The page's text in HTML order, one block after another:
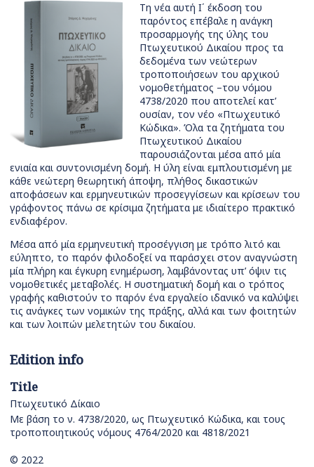
Τη νέα αυτή Ι΄ έκδοση του
παρόντος επέβαλε η ανάγκη
προσαρμογής της ύλης του
Πτωχευτικού Δικαίου προς τα
δεδομένα των νεώτερων
τροποποιήσεων του αρχικού
νομοθετήματος –του νόμου
4738/2020 που αποτελεί κατ’
ουσίαν, τον νέο «Πτωχευτικό
Κώδικα». Όλα τα ζητήματα του
Πτωχευτικού Δικαίου
παρουσιάζονται μέσα από μία
ενιαία και συντονισμένη δομή. Η ύλη είναι εμπλουτισμένη με
κάθε νεώτερη θεωρητική άποψη, πλήθος δικαστικών
αποφάσεων και ερμηνευτικών προσεγγίσεων και κρίσεων του
γράφοντος πάνω σε κρίσιμα ζητήματα με ιδιαίτερο πρακτικό
ενδιαφέρον.
Μέσα από μία ερμηνευτική προσέγγιση με τρόπο λιτό και
εύληπτο, το παρόν φιλοδοξεί να παράσχει στον αναγνώστη
μία πλήρη και έγκυρη ενημέρωση, λαμβάνοντας υπ’ όψιν τις
νομοθετικές μεταβολές. Η συστηματική δομή και ο τρόπος
γραφής καθιστούν το παρόν ένα εργαλείο ιδανικό να καλύψει
τις ανάγκες των νομικών της πράξης, αλλά και των φοιτητών
και των λοιπών μελετητών του δικαίου.
Edition info
Title
Πτωχευτικό Δίκαιο
Με βάση το ν. 4738/2020, ως Πτωχευτικό Κώδικα, και τους
τροποποιητικούς νόμους 4764/2020 και 4818/2021
© 2022